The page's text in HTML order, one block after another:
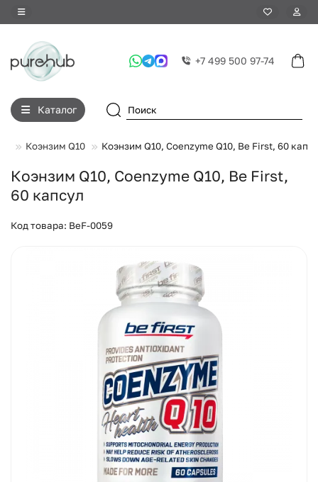
+7 499 500 97-74
Каталог
Коэнзим Q10 Коэнзим Q10, Coenzyme Q10, Be First, 60
Коэнзим Q10, Coenzyme Q10, Be First,
60 капсул
Код товара: BeF-0059